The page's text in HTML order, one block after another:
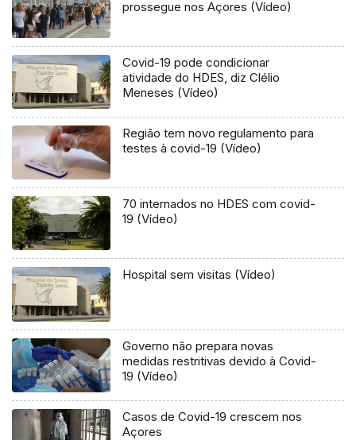
prossegue nos Açores (Vídeo)
Covid-19 pode condicionar
atividade do HDES, diz Clélio
Meneses (Vídeo)
Região tem novo regulamento para
testes à covid-19 (Vídeo)
70 internados no HDES com covid-
19 (Vídeo)
Hospital sem visitas (Vídeo)
Governo não prepara novas
medidas restritivas devido à Covid-
19 (Vídeo)
Casos de Covid-19 crescem nos
Açores